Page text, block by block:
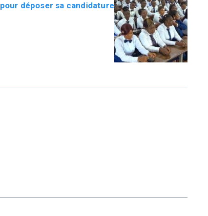
pour déposer sa candidature